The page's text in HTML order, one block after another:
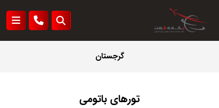
گرجستان
تورهای باتومی